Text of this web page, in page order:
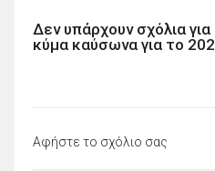
Δεν υπάρχουν σχόλια
κύμα καύσωνα για το
Αφήστε το σχόλιο σας